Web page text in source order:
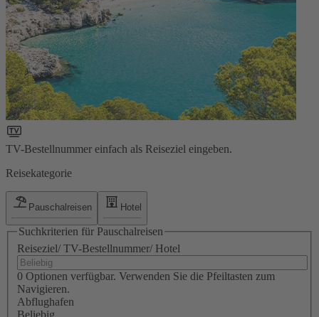
TV-Bestellnummer einfach als Reiseziel eingeben.
Reisekategorie
Pauschalreisen Hotel
Suchkriterien für Pauschalreisen
Reiseziel/ TV-Bestellnummer/ Hotel
0 Optionen verfügbar. Verwenden Sie die Pfeiltasten zum
Navigieren.
Abflughafen
Beliebig